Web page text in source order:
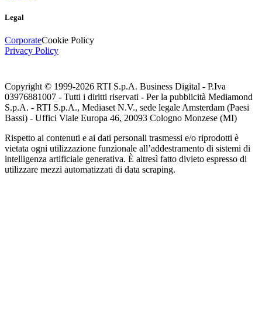
Legal
CorporateCookie Policy
Privacy Policy
Copyright © 1999-2026 RTI S.p.A. Business Digital - P.Iva
03976881007 - Tutti i diritti riservati - Per la pubblicità Mediamond
S.p.A. - RTI S.p.A., Mediaset N.V., sede legale Amsterdam (Paesi
Bassi) - Uffici Viale Europa 46, 20093 Cologno Monzese (MI)
Rispetto ai contenuti e ai dati personali trasmessi e/o riprodotti è
vietata ogni utilizzazione funzionale all’addestramento di sistemi di
intelligenza artificiale generativa. È altresì fatto divieto espresso di
utilizzare mezzi automatizzati di data scraping.